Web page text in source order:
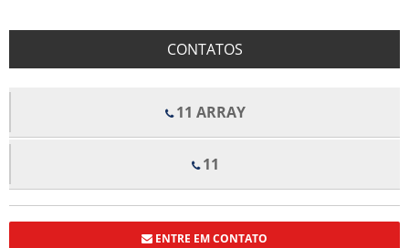
BENEFÍCIOS DOS FORROS DE FIBRA MINERAL PARA CONFORTO E
QUALIDADE ACÚSTICA EM AMBIENTES
FUNCIONALIDADE PARA SEU BANHEIRO
BOX DE VIDRO ELEGANCE TRANSFORMA ESPAÇOS COM ESTILO E
CONTATOS
11 ARRAY
11
ENTRE EM CONTATO